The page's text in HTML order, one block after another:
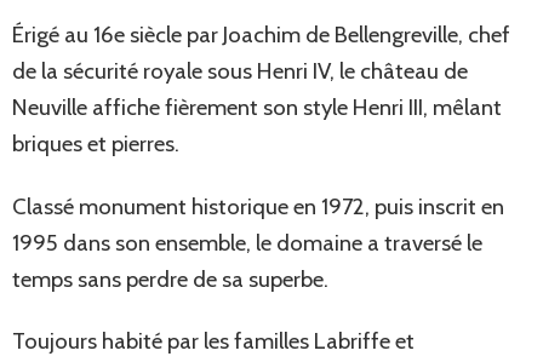
Érigé au 16e siècle par Joachim de Bellengreville, chef
de la sécurité royale sous Henri IV, le château de
Neuville affiche fièrement son style Henri III, mêlant
briques et pierres.
Classé monument historique en 1972, puis inscrit en
1995 dans son ensemble, le domaine a traversé le
temps sans perdre de sa superbe.
Toujours habité par les familles Labriffe et